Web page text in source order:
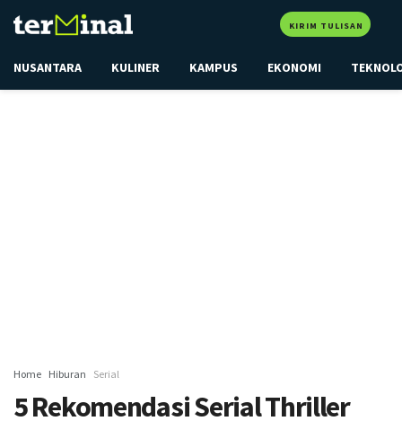
KIRIM TULISAN
NUSANTARA KULINER KAMPUS EKONOMI
Home Hiburan Serial
5 Rekomendasi Serial Thriller